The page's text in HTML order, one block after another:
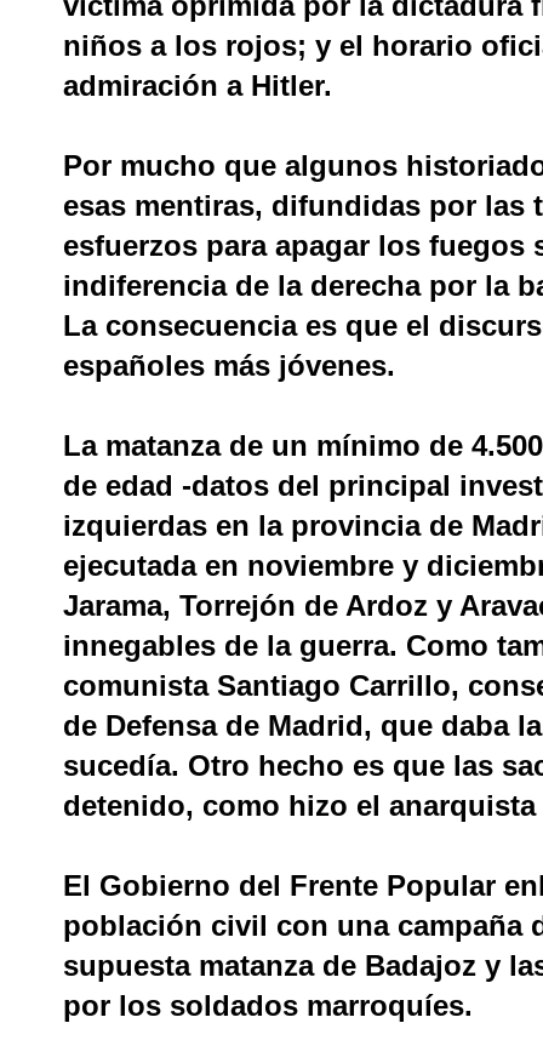
niños a los rojos; y el horario
admiración a Hitler.
Por mucho que algunos
esas mentiras, difundidas por las
esfuerzos para apagar los
indiferencia de la derecha por la
La consecuencia es que el
españoles más jóvenes.
La matanza de un mínimo de
de edad -datos del principal
izquierdas en la provincia de
ejecutada en noviembre y
Jarama, Torrejón de Ardoz y
innegables de la guerra. Como
comunista Santiago Carrillo,
de Defensa de Madrid, que daba
sucedía. Otro hecho es que las
detenido, como hizo el
El Gobierno del Frente Popular
población civil con una campaña
supuesta matanza de Badajoz y
por los soldados marroquíes.